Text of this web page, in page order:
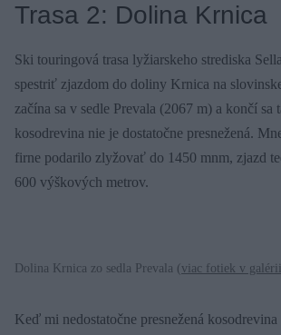
Trasa 2: Dolina Krnica
Ski touringová trasa lyžiarskeho strediska
spestriť zjazdom do doliny Krnica na
začína sa v sedle Prevala (2067 m) a končí sa
kosodrevina nie je dostatočne presnežená.
firne podarilo zlyžovať do 1450 mnm, zjazd
600 výškových metrov.
Dolina Krnica zo sedla Prevala (viac fotiek v galérii
Keď mi nedostatočne presnežená